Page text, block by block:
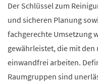
Der Schlüssel zum
und sicheren Planung
fachgerechte Umsetzung
gewährleistet, die mit
einwandfrei arbeiten.
Raumgruppen sind